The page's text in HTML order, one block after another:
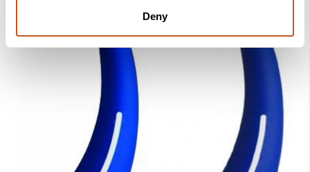
Deny